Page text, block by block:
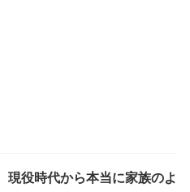
役時代から本当に家族のよ